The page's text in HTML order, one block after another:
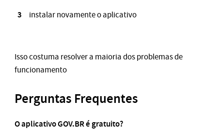
instalar novamente o aplicativo
Isso costuma resolver a maioria dos problemas de
funcionamento
Perguntas Frequentes
O aplicativo GOV.BR é gratuito?